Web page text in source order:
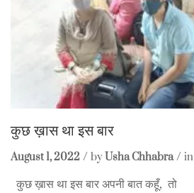
कुछ ख़ास था इस बार
August 1, 2022 by Usha Chhabra in
कुछ ख़ास था इस बार अपनी बात कहूँ, तो